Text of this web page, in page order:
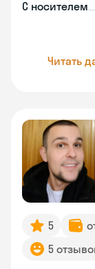
С носителем
Читать
5
5